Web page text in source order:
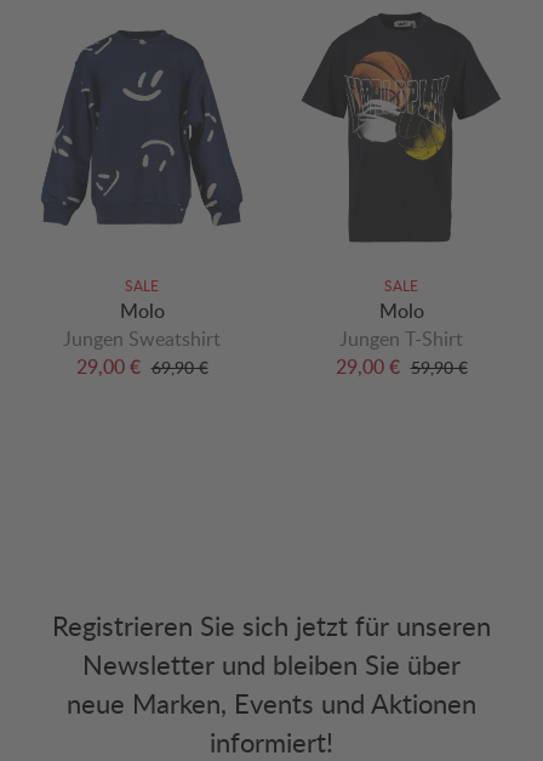
SALE
Molo
Jungen Sweatshirt
29,00 € 69,90 €
SALE
Molo
Jungen T-Shirt
29,00 € 59,90 €
Registrieren Sie sich jetzt für unseren
Newsletter und bleiben Sie über
neue Marken, Events und Aktionen
informiert!